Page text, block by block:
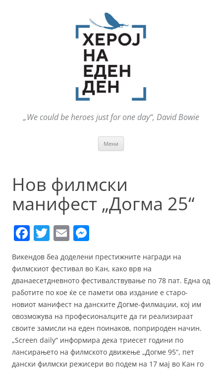
„We could be heroes just for one day“, David Bowie
Мени
Нов филмски
манифест „Догмa 25“
F
c
e
b
o
o
k
T
w
itt
er
E
ai
l
ss
e
n
g
er
Викендов беа доделени престижните награди на
филмскиот фестивал во Кан, како врв на
дванаесетдневното фестивалствување по 78 пат. Една од
работите по кое ќе се памети ова издание е старо-
новиот манифест на данските Догмe-филмаџии, кој им
овозможува на професионалците да ги реализираат
своите замисли на еден поинаков, поприроден начин.
„Screen daily“ информира дека триесет години по
лансирањето на филмското движење „Догмe 95“, пет
дански филмски режисери во подем на 17 мај во Кан го